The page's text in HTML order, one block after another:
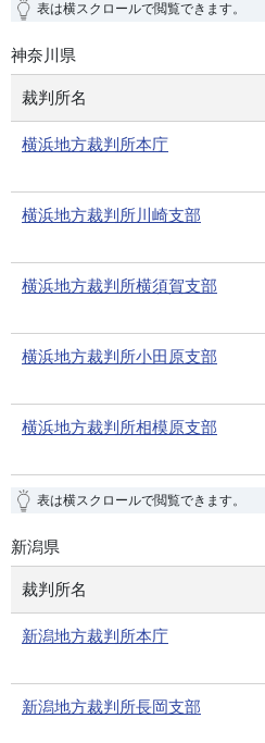
表は横スクロールで閲覧できます。
神奈川県
裁判所名
横浜地方裁判所本庁
横浜地方裁判所川崎支部
横浜地方裁判所横須賀支部
横浜地方裁判所小田原支部
横浜地方裁判所相模原支部
表は横スクロールで閲覧できます。
新潟県
裁判所名
新潟地方裁判所本庁
新潟地方裁判所長岡支部